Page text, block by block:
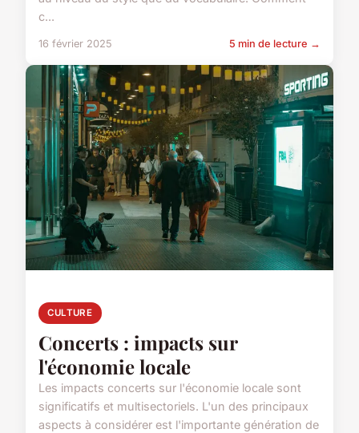
c...
16 février 2025 5 min de lecture →
CULTURE
Concerts : impacts sur
l'économie locale
Les impacts concerts sur l'économie locale sont
significatifs et multisectoriels. L'un des principaux
aspects à considérer est l'importante génération de